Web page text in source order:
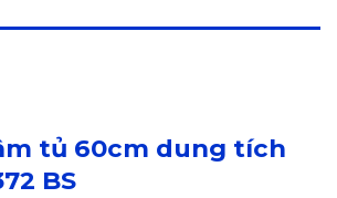
tủ 60cm dung tích
BS